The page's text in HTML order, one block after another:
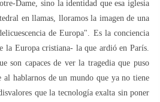
Dame, sino la identidad que esa iglesia
en llamas, lloramos la imagen de una
de Europa". Es la conciencia
la Europa cristiana- la que ardió en París.
son capaces de ver la tragedia que puso
al hablarnos de un mundo que ya no tiene
que la tecnología exalta sin poner